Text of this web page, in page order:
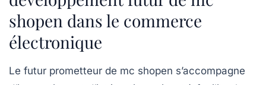
shopen dans le commerce
électronique
Le futur prometteur de mc shopen s’accompagne